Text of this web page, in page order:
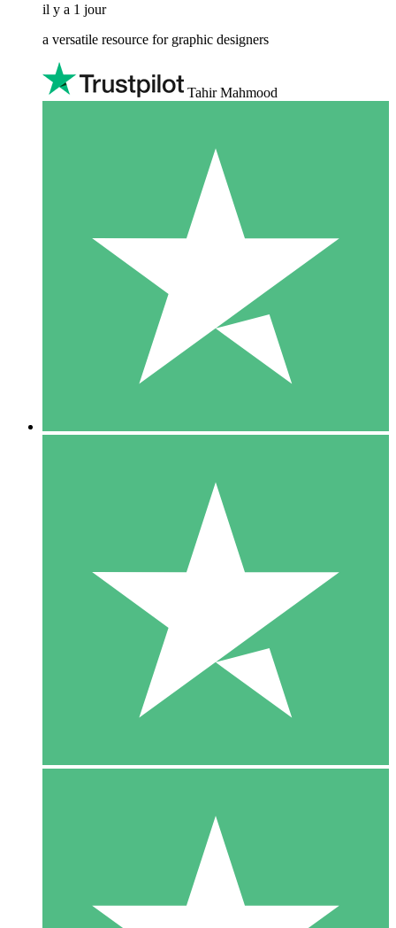
il y a 1 jour
a versatile resource for graphic designers
Tahir Mahmood